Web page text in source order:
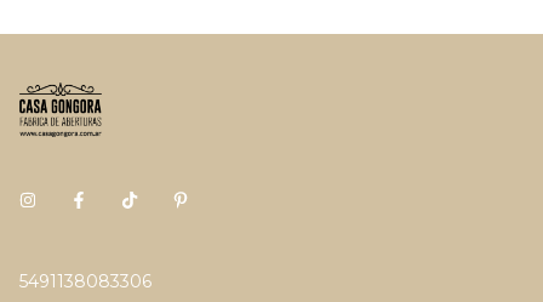
5491138083306